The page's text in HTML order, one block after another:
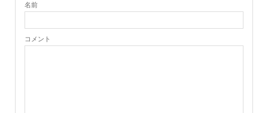
名前
コメント